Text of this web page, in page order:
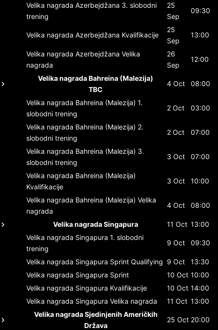
Velika nagrada Azerbejdžana 3. slobodni
trening
25
Sep
09:30
Velika nagrada Azerbejdžana Kvalifikacije
25
Sep
13:00
Velika nagrada Azerbejdžana Velika
nagrada
26
Sep
12:00
Velika nagrada Bahreina (Malezija)
TBC
4 Oct 08:00
Velika nagrada Bahreina (Malezija) 1.
slobodni trening
2 Oct 03:00
Velika nagrada Bahreina (Malezija) 2.
slobodni trening
2 Oct 07:00
Velika nagrada Bahreina (Malezija) 3.
slobodni trening
3 Oct 07:00
Velika nagrada Bahreina (Malezija)
Kvalifikacije
3 Oct 10:00
Velika nagrada Bahreina (Malezija) Velika
nagrada
4 Oct 08:00
Velika nagrada Singapura 11 Oct 13:00
Velika nagrada Singapura 1. slobodni
trening
9 Oct 09:30
Velika nagrada Singapura Sprint Qualifying 9 Oct
13:30
Velika nagrada Singapura Sprint 10 Oct 10:00
Velika nagrada Singapura Kvalifikacije 10 Oct 14:00
Velika nagrada Singapura Velika nagrada 11 Oct 13:00
Velika nagrada Sjedinjenih Američkih
Država
25 Oct 20:00